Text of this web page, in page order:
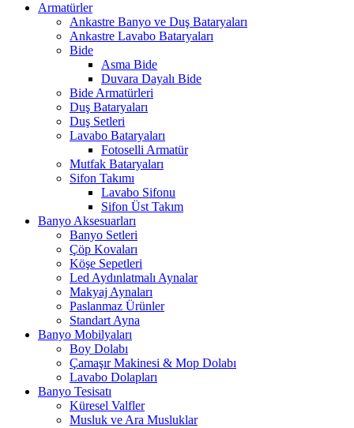
Armatürler
Ankastre Banyo ve Duş Bataryaları
Ankastre Lavabo Bataryaları
Bide
Asma Bide
Duvara Dayalı Bide
Bide Armatürleri
Duş Bataryaları
Duş Setleri
Lavabo Bataryaları
Fotoselli Armatür
Mutfak Bataryaları
Sifon Takımı
Lavabo Sifonu
Sifon Üst Takım
Banyo Aksesuarları
Banyo Setleri
Çöp Kovaları
Köşe Sepetleri
Led Aydınlatmalı Aynalar
Makyaj Aynaları
Paslanmaz Ürünler
Standart Ayna
Banyo Mobilyaları
Boy Dolabı
Çamaşır Makinesi & Mop Dolabı
Lavabo Dolapları
Banyo Tesisatı
Küresel Valfler
Musluk ve Ara Musluklar